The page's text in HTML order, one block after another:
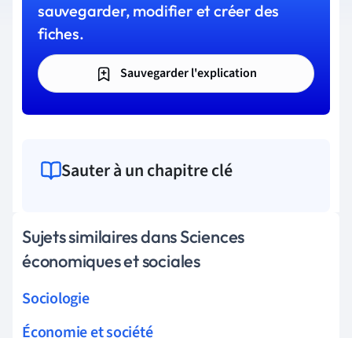
sauvegarder, modifier et créer des
fiches.
Sauvegarder l'explication
Sauter à un chapitre clé
Sujets similaires dans Sciences
économiques et sociales
Sociologie
Économie et société